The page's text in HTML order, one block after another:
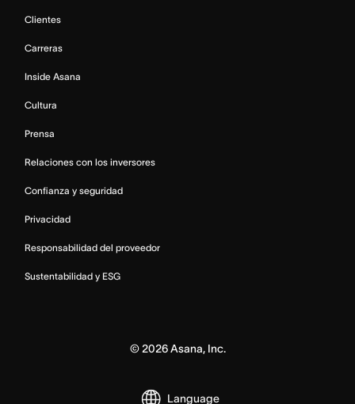
Clientes
Carreras
Inside Asana
Cultura
Prensa
Relaciones con los inversores
Confianza y seguridad
Privacidad
Responsabilidad del proveedor
Sustentabilidad y ESG
©2026Asana, Inc.
Language